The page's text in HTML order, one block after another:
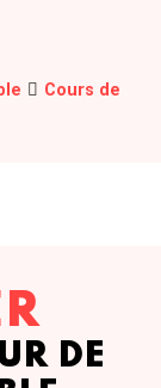
Cours de
DE